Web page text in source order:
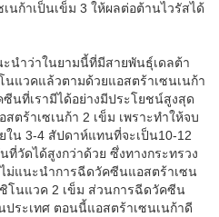
นก้าเป็นเข็ม 3 ให้ผลต่อต้านไวรัสได้
นำว่าในยามนี้ที่มีสายพันธุ์เดลต้า
แวคแล้วตามด้วยแอสตร้าเซนเนก้า
นที่เรามีได้อย่างมีประโยชน์สูงสุด
ตร้าเซเนก้า 2 เข็ม เพราะทำให้จบ
ใน 3-4 สัปดาห์แทนที่จะเป็น10-12
วัดได้สูงกว่าด้วย ซึ่งทางกระทรวง
แนะนำการฉีดวัคซีนแอสตร้าเซน
โนแวค 2 เข็ม ส่วนการฉีดวัคซีน
ประเทศ ตอนนี้แอสตร้าเซนเนก้าดี